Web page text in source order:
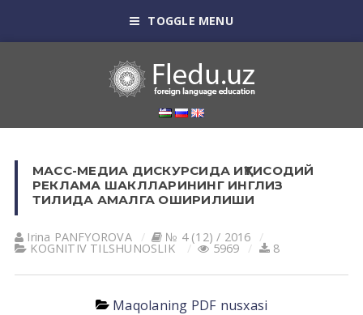
TOGGLE MENU
МАСС-МЕДИА ДИСКУРСИДА ИҚТИСОДИЙ
РЕКЛАМА ШАКЛЛАРИНИНГ ИНГЛИЗ
ТИЛИДА АМАЛГА ОШИРИЛИШИ
Irina PАNFYOROVА № 4 (12) / 2016
KOGNITIV TILSHUNOSLIK 5969 8
Maqolaning PDF nusxasi